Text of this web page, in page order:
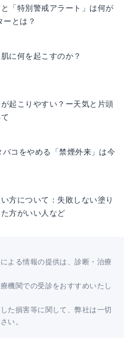
「特別警戒アラート」は何が
ーとは？
に何を起こすのか？
起こりやすい？ー天気と片頭
バコをやめる「禁煙外来」は今
方について：失敗しない塗り
方がいい人など
よる情報の提供は、診断・治療
機関での受診をおすすめいたし
た損害等に関して、弊社は一切
い。